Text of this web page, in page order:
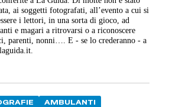
ai soggetti fotografati, all’evento a cui si
i lettori, in una sorta di gioco, ad
e magari a ritrovarsi o a riconoscere
parenti, nonni…. E - se lo crederanno - a
AMBULANTI